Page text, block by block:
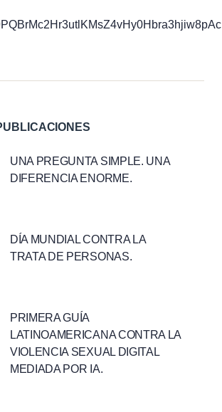
UNA PREGUNTA SIMPLE. UNA
DIFERENCIA ENORME.
DÍA MUNDIAL CONTRA LA
TRATA DE PERSONAS.
PRIMERA GUÍA
LATINOAMERICANA CONTRA LA
VIOLENCIA SEXUAL DIGITAL
MEDIADA POR IA.